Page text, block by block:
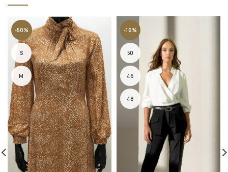
-50%
S
M
-16%
50
46
48